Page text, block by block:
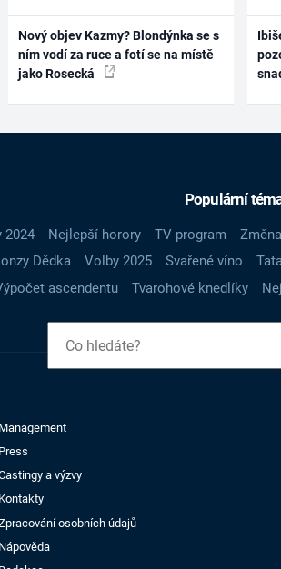
Nový objev Kazmy? Blondýnka se s
ním vodí za ruce a fotí se na místě
jako Rosecká
Populární
2024 Nejlepší horory TV program
Dědka Volby 2025 Svařené víno
ascendentu
Tvarohové knedlíky
Management
Press
a výzvy
Kontakty
osobních údajů
Nápověda